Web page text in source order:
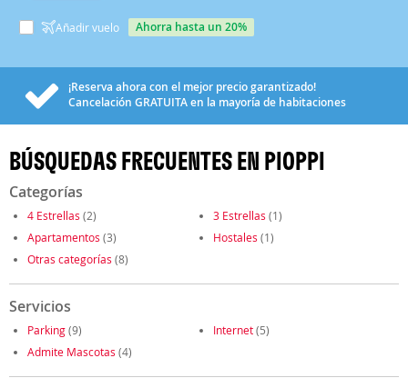
Añadir vuelo ahorra hasta un 20%
¡Reserva ahora con el mejor precio garantizado!
Cancelación GRATUITAen la mayoría de habitaciones
BÚSQUEDAS FRECUENTES EN PIOPPI
Categorías
4 Estrellas (2) 3 Estrellas (1)
Apartamentos (3) Hostales (1)
Otras categorías (8)
Servicios
Parking(9) Internet(5)
Admite Mascotas (4)